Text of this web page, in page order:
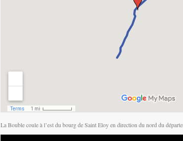
La Bouble coule à l’est du bourg de Saint Eloy en direction du nord du